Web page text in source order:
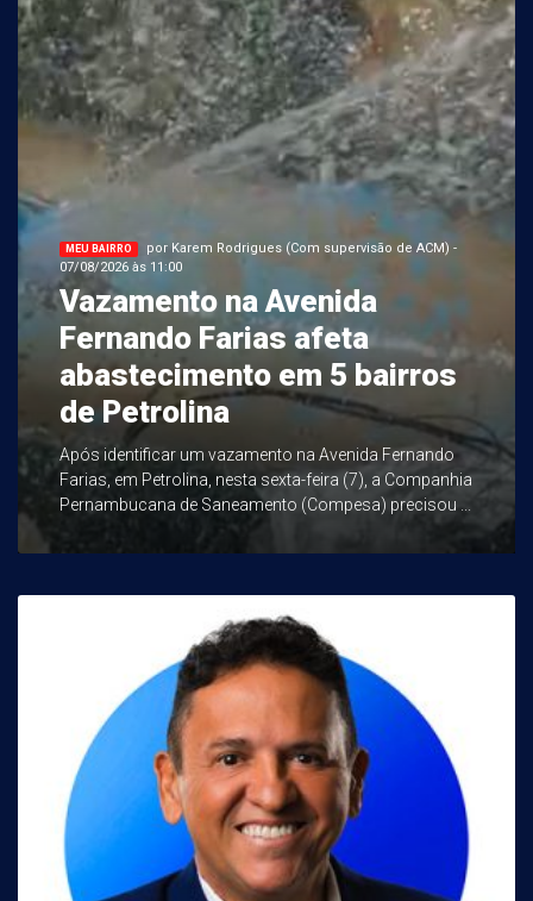
MEU BAIRRO
por Karem Rodrigues (Com supervisão de ACM) -
07/08/2026 às 11:00
Vazamento na Avenida
Fernando Farias afeta
abastecimento em 5 bairros
de Petrolina
Após identificar um vazamento na Avenida Fernando
Farias, em Petrolina, nesta sexta-feira (7), a Companhia
Pernambucana de Saneamento (Compesa) precisou ...